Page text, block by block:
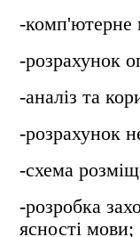
-комп'ютерне
-розрахунок
-аналіз та
-розрахунок
-схема
-розробка
ясності мови;